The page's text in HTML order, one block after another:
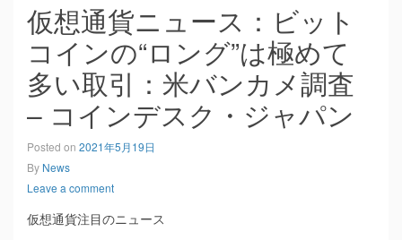
仮想通貨ニュース：ビット
コインの“ロング”は極めて
多い取引：米バンカメ調査
– コインデスク・ジャパン
Posted on 2021年5月19日
By News
Leave a comment
仮想通貨注目のニュース